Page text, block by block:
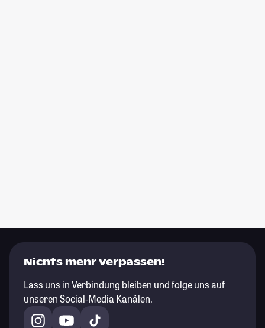
Nichts mehr verpassen!
Lass uns in Verbindung bleiben und folge uns auf
unseren Social-Media Kanälen.